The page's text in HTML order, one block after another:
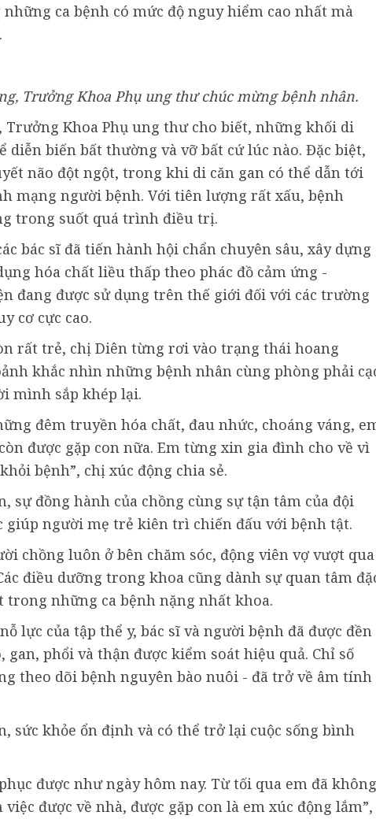
ca bệnh có mức độ nguy hiểm cao nhất mà
Trưởng Khoa Phụ ung thư chúc mừng bệnh nhân.
Trưởng Khoa Phụ ung thư cho biết, những khối di
diễn biến bất thường và vỡ bất cứ lúc nào. Đặc biệt,
não đột ngột, trong khi di căn gan có thể dẫn tới
mạng người bệnh. Với tiên lượng rất xấu, bệnh
trong suốt quá trình điều trị.
bác sĩ đã tiến hành hội chẩn chuyên sâu, xây dựng
hóa chất liều thấp theo phác đồ cảm ứng -
đang được sử dụng trên thế giới đối với các trường
cơ cực cao.
rất trẻ, chị Diên từng rơi vào trạng thái hoang
khắc nhìn những bệnh nhân cùng phòng phải
mình sắp khép lại.
đêm truyền hóa chất, đau nhức, choáng váng,
được gặp con nữa. Em từng xin gia đình cho về vì
bệnh”, chị xúc động chia sẻ.
sự đồng hành của chồng cùng sự tận tâm của đội
giúp người mẹ trẻ kiên trì chiến đấu với bệnh tật.
chồng luôn ở bên chăm sóc, động viên vợ vượt qua
điều dưỡng trong khoa cũng dành sự quan tâm
những ca bệnh nặng nhất khoa.
lực của tập thể y, bác sĩ và người bệnh đã được đền
gan, phổi và thận được kiểm soát hiệu quả. Chỉ số
theo dõi bệnh nguyên bào nuôi - đã trở về âm tính
sức khỏe ổn định và có thể trở lại cuộc sống bình
được như ngày hôm nay. Từ tối qua em đã không
được về nhà, được gặp con là em xúc động lắm”,